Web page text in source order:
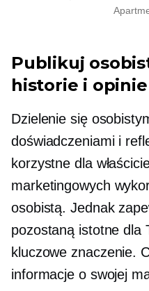
Publikuj
historie i opinie
Dzielenie się
doświadczeniami i
korzystne dla
marketingowych
osobistą. Jednak
pozostaną istotne dla
kluczowe znaczenie.
informacje o swojej